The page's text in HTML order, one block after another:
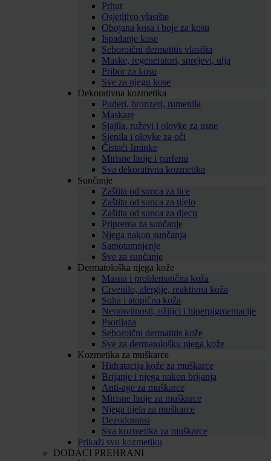
Prhut
Osjetljivo vlasište
Obojana kosa i boje za kosu
Ispadanje kose
Seboroični dermatitis vlasišta
Maske, regeneratori, sprejevi, ulja
Pribor za kosu
Sve za njegu kose
Dekorativna kozmetika
Puderi, bronzeri, rumenila
Maskare
Sjajila, ruževi i olovke za usne
Sjenila i olovke za oči
Čistaći šminke
Mirisne linije i parfemi
Sva dekorativna kozmetika
Sunčanje
Zaštita od sunca za lice
Zaštita od sunca za tijelo
Zaštita od sunca za djecu
Priprema za sunčanje
Njega nakon sunčanja
Samotamnjenje
Sve za sunčanje
Dermatološka njega kože
Masna i problematična koža
Crvenilo, alergije, reaktivna koža
Suha i atopična koža
Nepravilnosti, ožiljci i hiperpigmentacije
Psorijaza
Seboroični dermatitis kože
Sve za dermatološku njega kože
Kozmetika za muškarce
Hidratacija kože za muškarce
Brijanje i njega nakon brijanja
Anti-age za muškarce
Mirisne linije za muškarce
Njega tijela za muškarce
Dezodoransi
Sva kozmetika za muškarce
Prikaži svu kozmetiku
DODACI PREHRANI